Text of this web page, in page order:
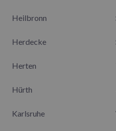
Heilbronn
Herdecke
Herten
Hürth
Karlsruhe